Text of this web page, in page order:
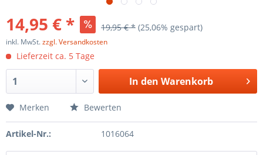
14,95 € * 19,95 € * (25,06% gespart)
inkl. MwSt.zzgl. Versandkosten
Lieferzeit ca. 5 Tage
In den Warenkorb
Merken Bewerten
Artikel-Nr.: 1016064